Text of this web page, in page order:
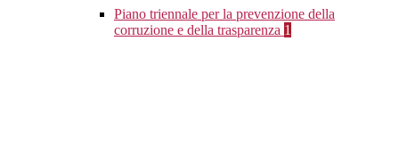
Piano triennale per la prevenzione della
corruzione e della trasparenza 1